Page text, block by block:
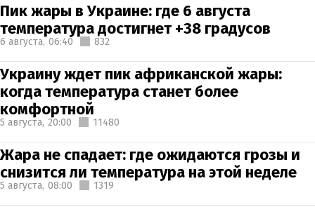
Пик жары в Украине: где 6 августа
температура достигнет +38 градусов
6 августа, 06:40 832
Украину ждет пик африканской жары:
когда температура станет более
комфортной
5 августа, 20:00 11480
Жара не спадает: где ожидаются грозы и
снизится ли температура на этой неделе
5 августа, 08:00 1319